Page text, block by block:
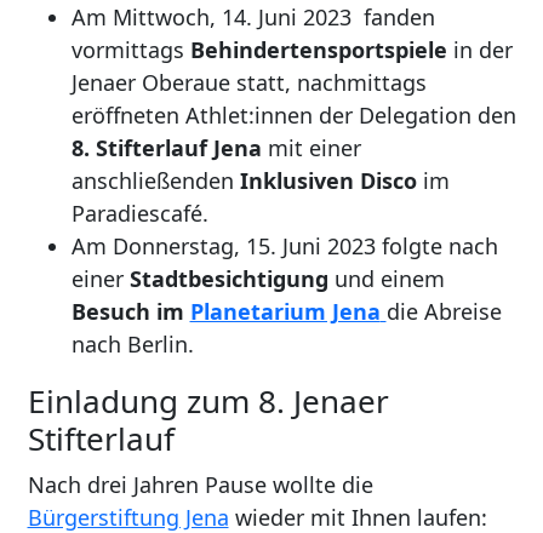
Am Mittwoch, 14. Juni 2023 fanden
vormittags Behindertensportspiele in der
Jenaer Oberaue statt, nachmittags
eröffneten Athlet:innen der Delegation den
8. Stifterlauf Jena mit einer
anschließenden Inklusiven Discoim
Paradiescafé.
Am Donnerstag, 15. Juni 2023 folgte nach
einer Stadtbesichtigung und einem
Besuch im Planetarium Jena die Abreise
nach Berlin.
Einladung zum 8. Jenaer
Stifterlauf
Nach drei Jahren Pause wollte die
Bürgerstiftung Jena wieder mit Ihnen laufen: